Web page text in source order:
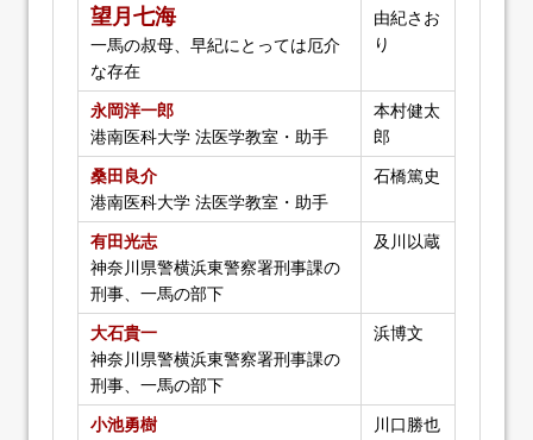
望月七海
一馬の叔母、早紀にとっては厄介
な存在
由紀さお
り
永岡洋一郎
港南医科大学 法医学教室・助手
本村健太
郎
桑田良介
港南医科大学 法医学教室・助手
石橋篤史
有田光志
神奈川県警横浜東警察署刑事課の
刑事、一馬の部下
及川以蔵
大石貴一
神奈川県警横浜東警察署刑事課の
刑事、一馬の部下
浜博文
小池勇樹
川口勝也